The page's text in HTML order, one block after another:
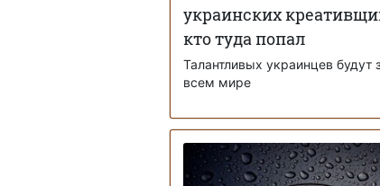
украинских
кто туда попал
Талантливых украинцев будут
всем мире